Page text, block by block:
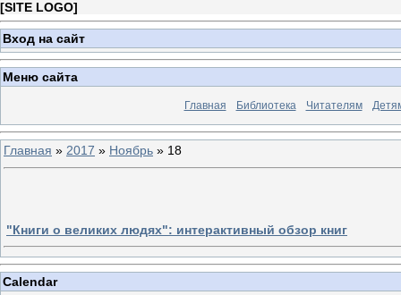
[SITE LOGO]
Вход на сайт
Меню сайта
Главная Библиотека Читателям
Главная » 2017 » Ноябрь » 18
"Книги о великих людях": интерактивный обзор книг
Calendar